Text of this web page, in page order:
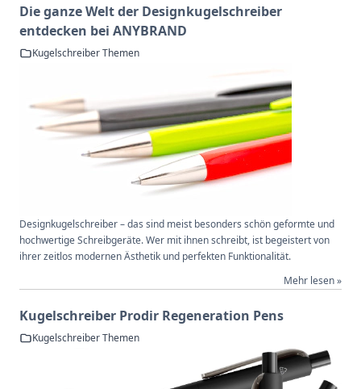
Die ganze Welt der Designkugelschreiber
entdecken bei ANYBRAND
Kugelschreiber Themen
Designkugelschreiber – das sind meist besonders schön geformte und
hochwertige Schreibgeräte. Wer mit ihnen schreibt, ist begeistert von
ihrer zeitlos modernen Ästhetik und perfekten Funktionalität.
Mehr lesen »
Kugelschreiber Prodir Regeneration Pens
Kugelschreiber Themen